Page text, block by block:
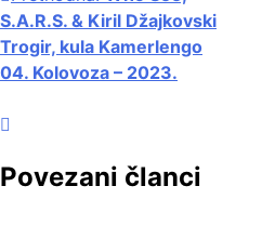
objava
S.A.R.S. & Kiril Džajkovski
Trogir, kula Kamerlengo
04. Kolovoza – 2023.
Povezani članci